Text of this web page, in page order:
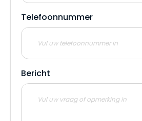
Telefoonnummer
Bericht